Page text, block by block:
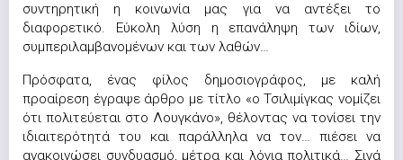
συντηρητική η κοινωνία μας για να αντέξει το
διαφορετικό. Εύκολη λύση η επανάληψη των ιδίων,
συμπεριλαμβανομένων και των λαθών…
Πρόσφατα, ένας φίλος δημοσιογράφος, με καλή
προαίρεση έγραψε άρθρο με τίτλο «ο Τσιλιμίγκας νομίζει
ότι πολιτεύεται στο Λουγκάνο», θέλοντας να τονίσει την
ιδιαιτερότητά του και παράλληλα να τον… πιέσει να
ανακοινώσει συνδυασμό, μέτρα και λόγια πολιτικά… Σιγά